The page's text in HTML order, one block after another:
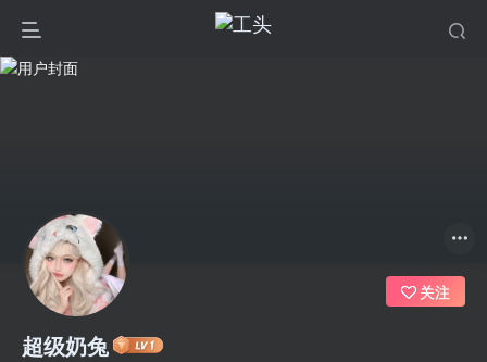
超级奶兔
关注